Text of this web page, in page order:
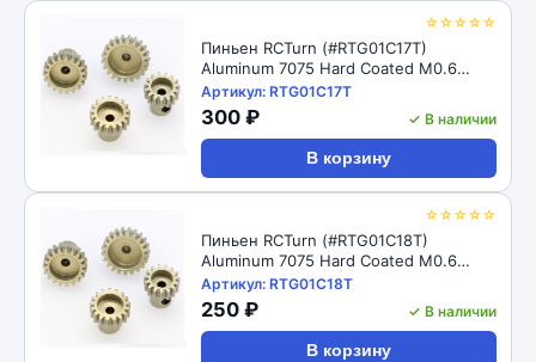
☆☆☆☆☆
Пиньен RCTurn (#RTG01C17T)
Aluminum 7075 Hard Coated M0.6
Motor Pinions Gear - Ti Gold
Артикул: RTG01C17T
300 ₽ ✓ В наличии
В корзину
☆☆☆☆☆
Пиньен RCTurn (#RTG01C18T)
Aluminum 7075 Hard Coated M0.6
Motor Pinions Gear - Ti Gold
Артикул: RTG01C18T
250 ₽ ✓ В наличии
В корзину